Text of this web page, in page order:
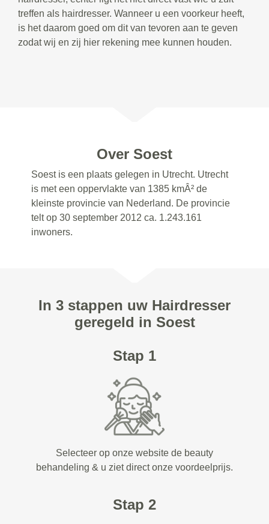
treffen als hairdresser. Wanneer u een voorkeur heeft,
is het daarom goed om dit van tevoren aan te geven
zodat wij en zij hier rekening mee kunnen houden.
Over Soest
Soest is een plaats gelegen in Utrecht. Utrecht
is met een oppervlakte van 1385 kmÂ² de
kleinste provincie van Nederland. De provincie
telt op 30 september 2012 ca. 1.243.161
inwoners.
In 3 stappen uw Hairdresser
geregeld in Soest
Stap 1
Selecteer op onze website de beauty
behandeling & u ziet direct onze voordeelprijs.
Stap 2